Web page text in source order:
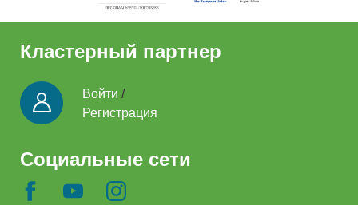
Кластерный партнер
Войти /
Регистрация
Социальные сети